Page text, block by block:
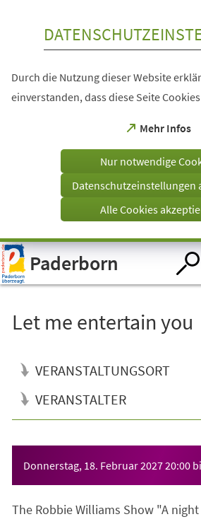
Visuelle
Assistenzsoftware
öffnen.
Durch die Nutzung dieser Website
einverstanden, dass diese Seite
Mehr Infos
(Öffnet
einem
Tab)
Nur notwendige
Datenschutzeinstellungen
Alle Cookies
Paderborn
Let me entertain you
VERANSTALTUNGSORT
VERANSTALTER
Donnerstag, 18. Februar 202720:00
The Robbie Williams Show "A